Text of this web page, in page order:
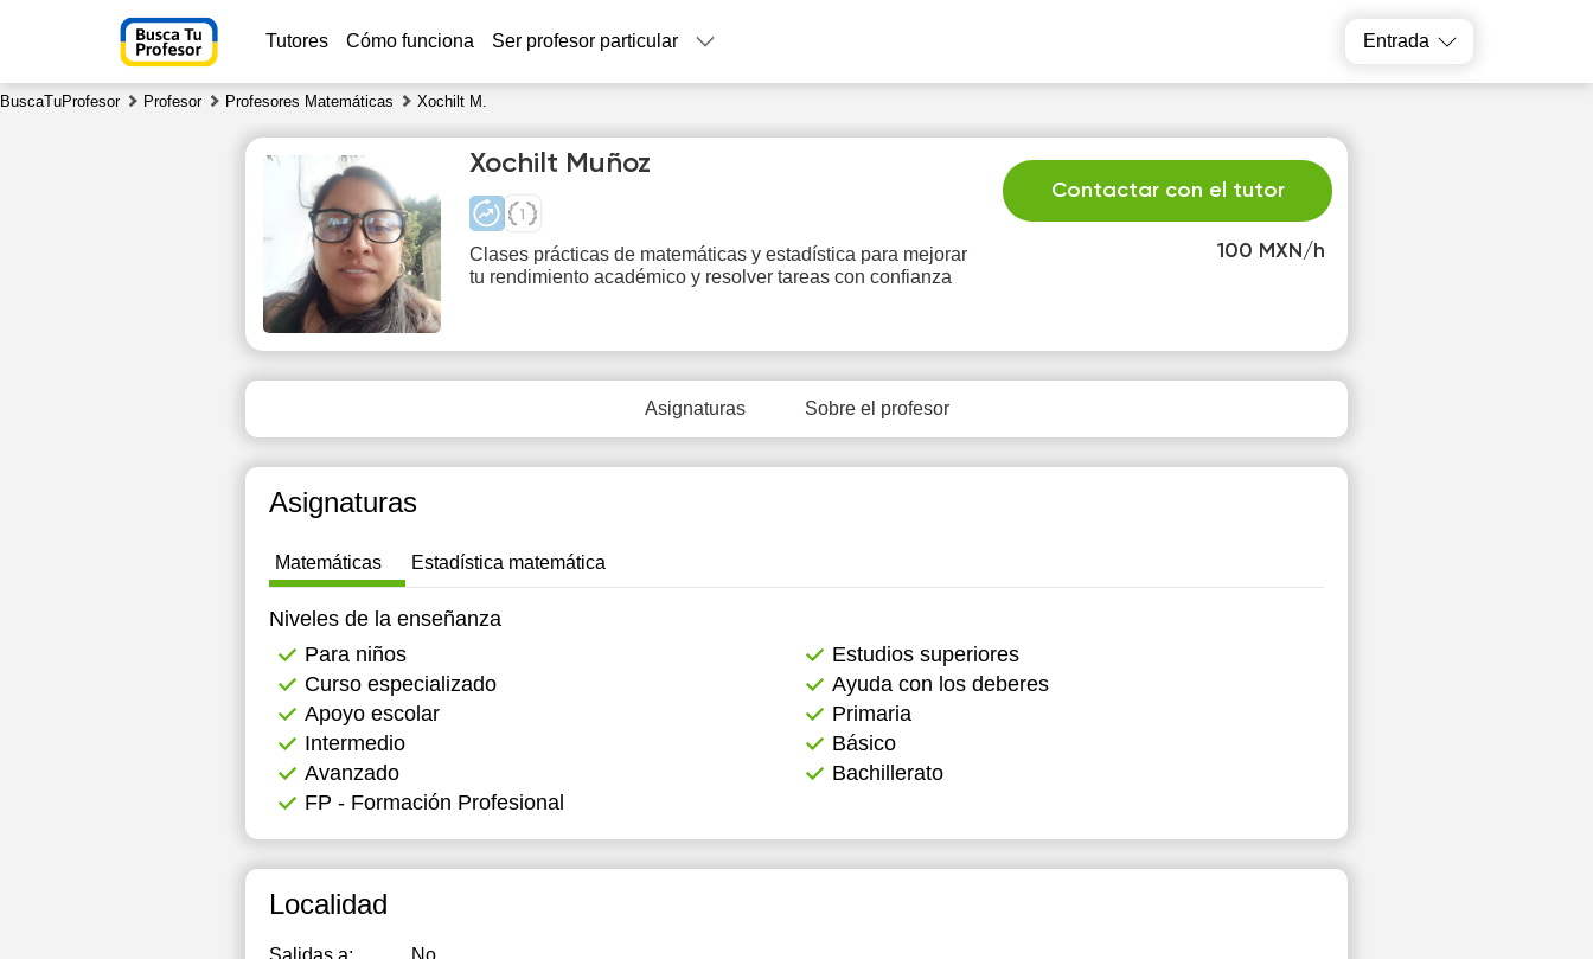
Tutores Cómo funciona Ser profesor particular Entrada
BuscaTuProfesor Profesor Profesores Matemáticas Xochilt M.
100 MXN/h
Contactar con el tutor
Xochilt Muñoz
Clases prácticas de matemáticas y estadística para mejorar
tu rendimiento académico y resolver tareas con confianza
Asignaturas Sobre el profesor
Asignaturas
Matemáticas Estadística matemática
Niveles de la enseñanza
Para niños
Estudios superiores
Curso especializado
Ayuda con los deberes
Apoyo escolar
Primaria
Intermedio
Básico
Avanzado
Bachillerato
FP - Formación Profesional
Localidad
Salidas a: No
Fr
7
10:30
12:00
12:30
13:00
16:00
16:30
17:00
17:30
10:30
12:00
17:00
17:30